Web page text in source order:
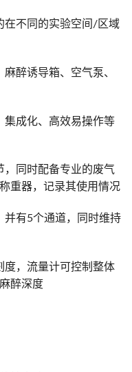
在不同的实验空间/区域
醉诱导箱、空气泵、
集成化、高效易操作等
，同时配备专业的废气
重器，记录其使用情况
并有5个通道，同时维持
度，流量计可控制整体
醉深度